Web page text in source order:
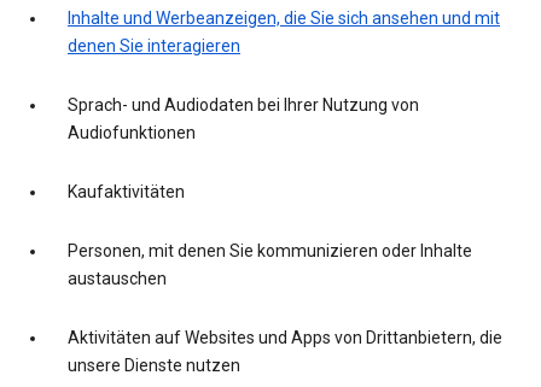
Inhalte und Werbeanzeigen, die Sie sich ansehen und mit
denen Sie interagieren
Sprach- und Audiodaten bei Ihrer Nutzung von
Audiofunktionen
Kaufaktivitäten
Personen, mit denen Sie kommunizieren oder Inhalte
austauschen
Aktivitäten auf Websites und Apps von Drittanbietern, die
unsere Dienste nutzen